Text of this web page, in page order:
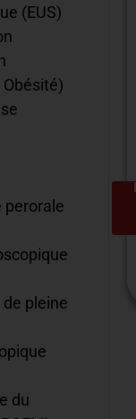
(EUS)
perorale
pleine
du